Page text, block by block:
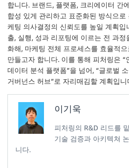
합니다. 브랜드, 플랫폼, 크리에이터 간
합성 있게 관리하고 표준화된 방식으
케팅 의사결정의 신뢰도를 높일 계획입
출, 실행, 성과 리포팅에 이르는 전 과
화해, 마케팅 전체 프로세스를 효율적
만들고자 합니다. 이를 통해 피처링은
데이터 분석 플랫폼”을 넘어, “글로벌
거버넌스 허브”로 자리매김할 계획입니
이기욱
피처링의 R&D 리드를
기술 검증과 아키텍쳐
니다.